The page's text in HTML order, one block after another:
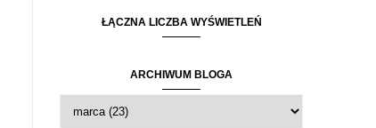
ŁĄCZNA LICZBA WYŚWIETLEŃ
ARCHIWUM BLOGA